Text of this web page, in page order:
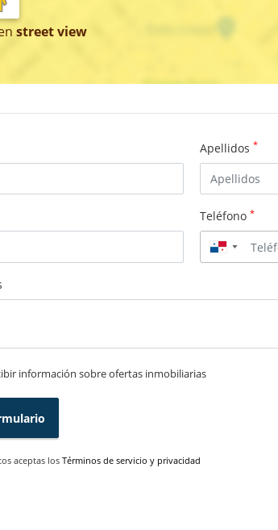
street view
Apellidos *
Teléfono *
▼
información sobre ofertas inmobiliarias
aceptas losTérminos de servicio y privacidad